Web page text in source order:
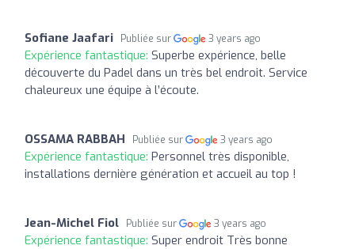
Sofiane Jaafari Publiée sur 3 years ago
Expérience fantastique: Superbe expérience, belle
découverte du Padel dans un très bel endroit. Service
chaleureux une équipe à l’écoute.
OSSAMA RABBAH Publiée sur 3 years ago
Expérience fantastique: Personnel très disponible,
installations dernière génération et accueil au top !
Jean-Michel Fiol Publiée sur 3 years ago
Expérience fantastique: Super endroit Très bonne